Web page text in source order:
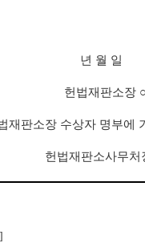
년 월 일
헌법재판소장
재판소장 수상자 명부에
헌법재판소사무처
]